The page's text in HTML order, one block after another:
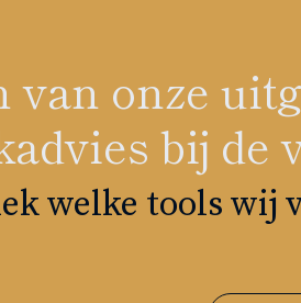
onze
bij de
welke tools